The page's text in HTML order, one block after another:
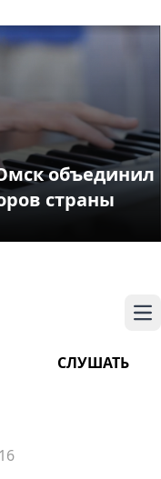
объединил
страны
СЛУШАТЬ